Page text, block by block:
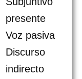
presente
Voz pasiva
Discurso
indirecto